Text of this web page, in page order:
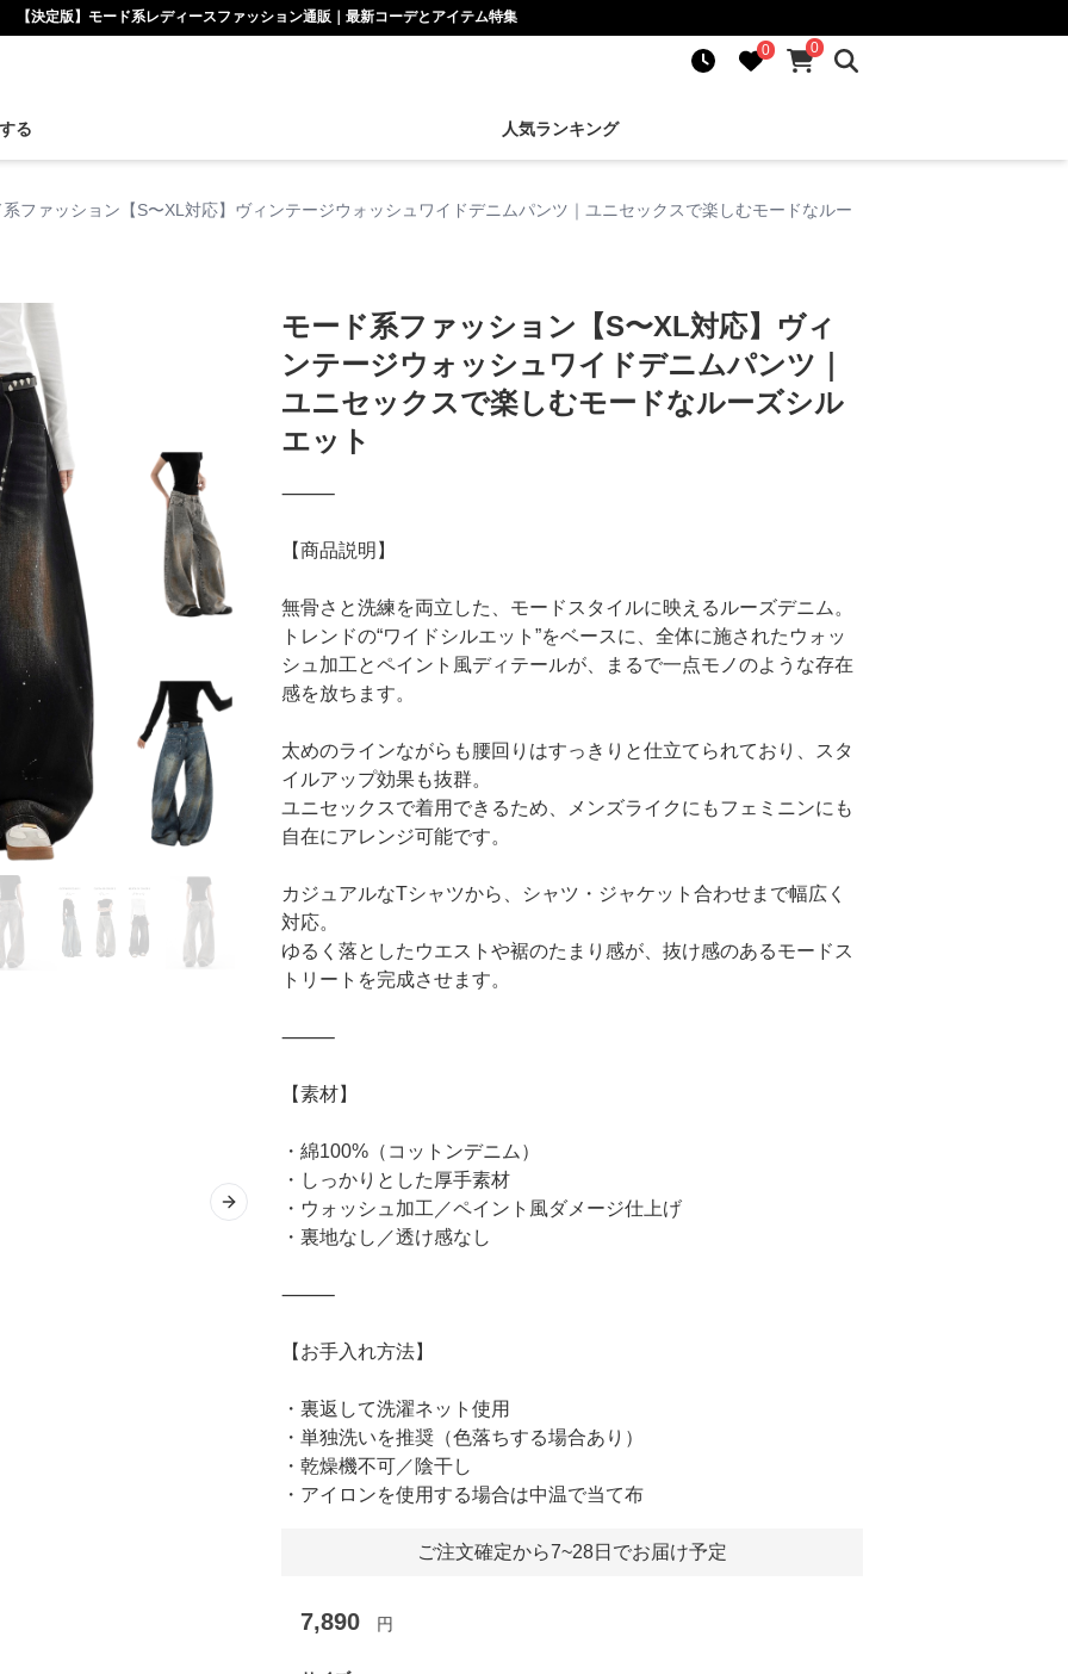
【決定版】モード系レディースファッション通販｜最新コーデとアイテム特集
0
0
る 人気ランキング
系ファッション【S〜XL対応】ヴィンテージウォッシュワイドデニムパンツ｜ユニセックスで楽しむモードなルー
Next slide
モード系ファッション【S〜XL対応】ヴィ
ンテージウォッシュワイドデニムパンツ｜
ユニセックスで楽しむモードなルーズシル
エット
⸻
【商品説明】
無骨さと洗練を両立した、モードスタイルに映えるルーズデニム。
トレンドの“ワイドシルエット”をベースに、全体に施されたウォッ
シュ加工とペイント風ディテールが、まるで一点モノのような存在
感を放ちます。
太めのラインながらも腰回りはすっきりと仕立てられており、スタ
イルアップ効果も抜群。
ユニセックスで着用できるため、メンズライクにもフェミニンにも
自在にアレンジ可能です。
カジュアルなTシャツから、シャツ・ジャケット合わせまで幅広く
対応。
ゆるく落としたウエストや裾のたまり感が、抜け感のあるモードス
トリートを完成させます。
⸻
【素材】
・綿100%（コットンデニム）
・しっかりとした厚手素材
・ウォッシュ加工／ペイント風ダメージ仕上げ
・裏地なし／透け感なし
⸻
【お手入れ方法】
・裏返して洗濯ネット使用
・単独洗いを推奨（色落ちする場合あり）
・乾燥機不可／陰干し
・アイロンを使用する場合は中温で当て布
ご注文確定から7~28日でお届け予定
7,890 円